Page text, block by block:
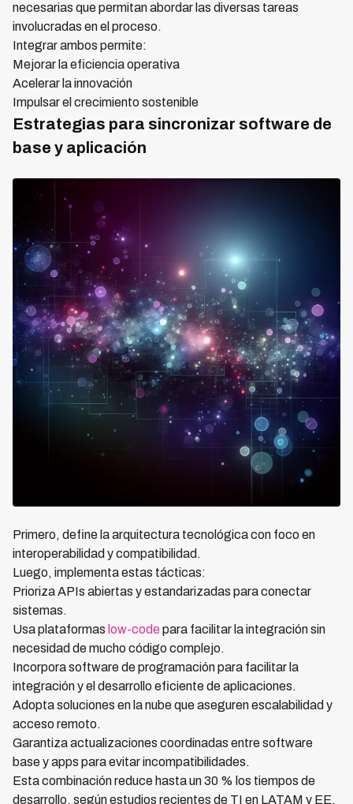
necesarias que permitan abordar las diversas tareas
involucradas en el proceso.
Integrar ambos permite:
Mejorar la eficiencia operativa
Acelerar la innovación
Impulsar el crecimiento sostenible
Estrategias para sincronizar software de
base y aplicación
Primero, define la arquitectura tecnológica con foco en
interoperabilidad y compatibilidad.
Luego, implementa estas tácticas:
Prioriza APIs abiertas y estandarizadas para conectar
sistemas.
Usa plataformas low-code para facilitar la integración sin
necesidad de mucho código complejo.
Incorpora software de programación para facilitar la
integración y el desarrollo eficiente de aplicaciones.
Adopta soluciones en la nube que aseguren escalabilidad y
acceso remoto.
Garantiza actualizaciones coordinadas entre software
base y apps para evitar incompatibilidades.
Esta combinación reduce hasta un 30 % los tiempos de
desarrollo, según estudios recientes de TI en LATAM y EE.